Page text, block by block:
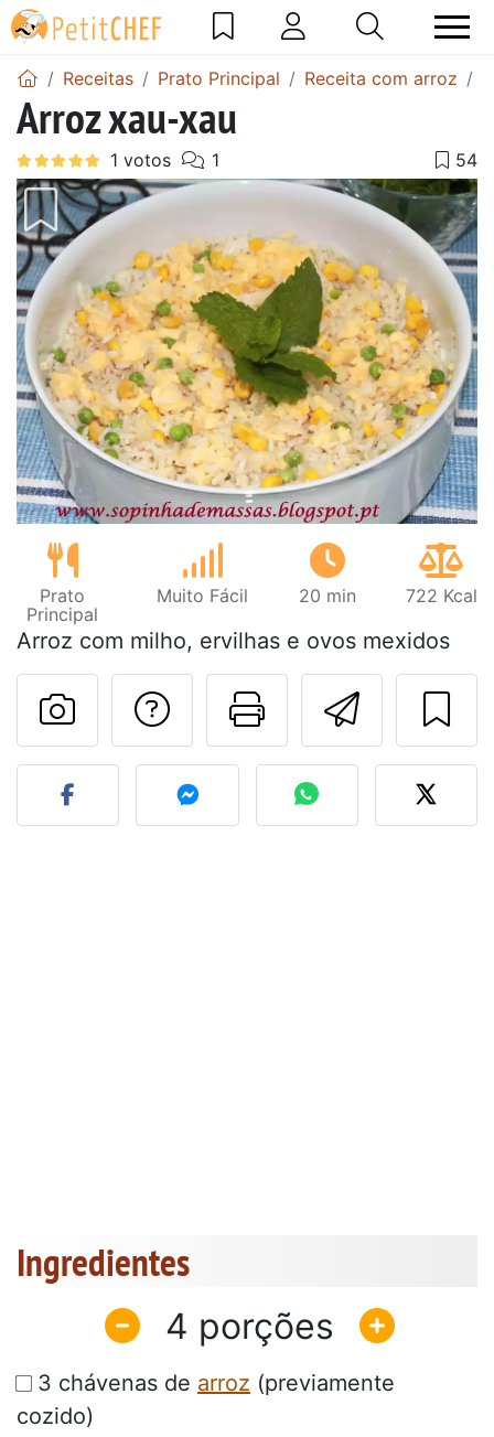
Receitas Prato Principal Receita com arroz
Arroz xau-xau
Prato
Principal
Muito Fácil 20 min 722 Kcal
Arroz com milho, ervilhas e ovos mexidos
Imprima
Falar com o autor
Fez esta receita?
Ingredientes
4
3 chávenas de arroz (previamente
cozido)